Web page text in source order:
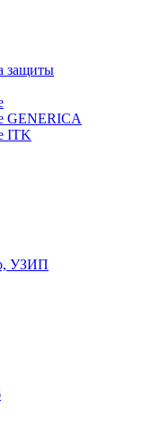
защиты
GENERICA
ITK
УЗИП